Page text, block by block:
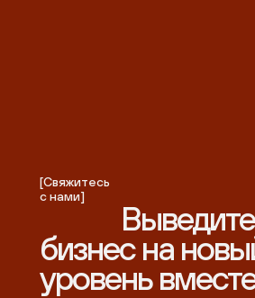
[Свяжитесь
с нами]
бизнес на
уровень